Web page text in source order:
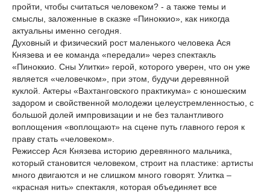
пройти, чтобы считаться человеком? - а также темы и
смыслы, заложенные в сказке «Пиноккио», как никогда
актуальны именно сегодня.
Духовный и физический рост маленького человека Ася
Князева и ее команда «передали» через спектакль
«Пиноккио. Сны Улитки» герой, которого уверен, что он уже
является «человечком», при этом, будучи деревянной
куклой. Актеры «Вахтанговского практикума» с юношеским
задором и свойственной молодежи целеустремленностью, с
большой долей импровизации и не без талантливого
воплощения «воплощают» на сцене путь главного героя к
праву стать «человеком».
Режиссер Ася Князева историю деревянного мальчика,
который становится человеком, строит на пластике: артисты
много двигаются и не слишком много говорят. Улитка –
«красная нить» спектакля, которая объединяет все